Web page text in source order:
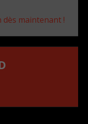
maintenant !